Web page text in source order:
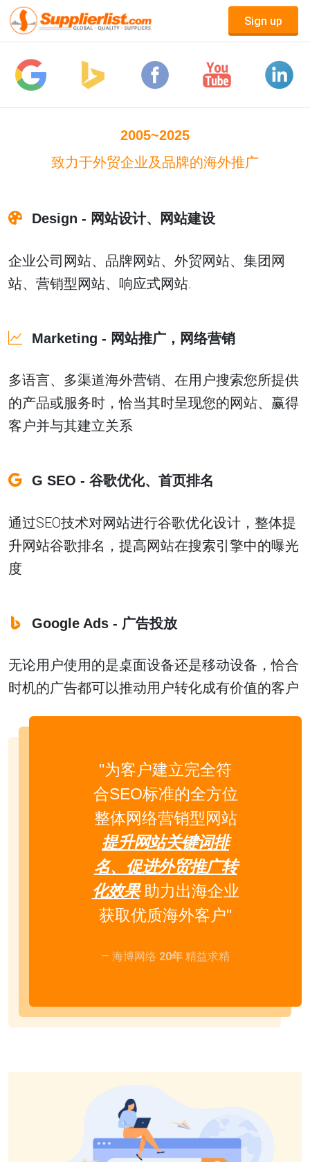
Sign up
2005~2025
致力于外贸企业及品牌的海外推广
Design - 网站设计、网站建设
企业公司网站、品牌网站、外贸网站、集团网
站、营销型网站、响应式网站.
Marketing - 网站推广，网络营销
多语言、多渠道海外营销、在用户搜索您所提供
的产品或服务时，恰当其时呈现您的网站、赢得
客户并与其建立关系
G SEO - 谷歌优化、首页排名
通过SEO技术对网站进行谷歌优化设计，整体提
升网站谷歌排名，提高网站在搜索引擎中的曝光
度
Google Ads - 广告投放
无论用户使用的是桌面设备还是移动设备，恰合
时机的广告都可以推动用户转化成有价值的客户
"为客户建立完全符
合SEO标准的全方位
整体网络营销型网站
提升网站关键词排
名、促进外贸推广转
化效果助力出海企业
获取优质海外客户"
— 海博网络 20年 精益求精